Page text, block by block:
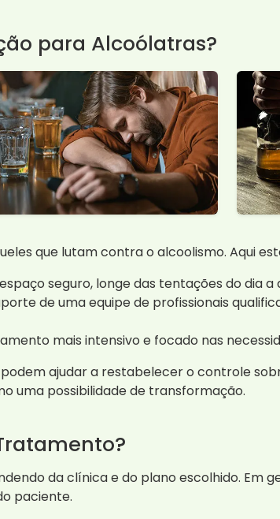
para Alcoólatras?
que lutam contra o alcoolismo. Aqui
seguro, longe das tentações do dia a
de uma equipe de profissionais
mais intensivo e focado nas
ajudar a restabelecer o controle
uma possibilidade de transformação.
da clínica e do plano escolhido. Em
paciente.